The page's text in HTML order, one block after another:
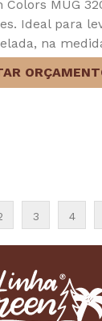
Colors MUG
Ideal para
na
3 4